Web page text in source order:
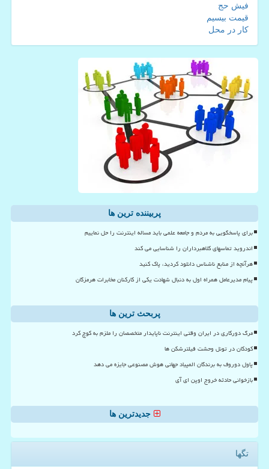
فیش حج
قیمت بیسیم
کار در محل
پربیننده ترین ها
برای پاسخگویی به مردم و جامعه علمی باید مساله اینترنت را حل نماییم
اندروید تماسهای کلاهبرداران را شناسایی می کند
هرآنچه از منابع ناشناس دانلود کردید، پاک کنید
پیام مدیرعامل همراه اول به دنبال شهادت یکی از کارکنان مخابرات هرمزگان
پربحث ترین ها
مرگ دورکاری در ایران وقتی اینترنت ناپایدار متخصصان را ملزم به کوچ کرد
کودکان در تونل وحشت فیلترشکن ها
پاول دوروف به برندگان المپیاد جهانی هوش مصنوعی جایزه می دهد
بازخوانی حادثه خروج اوپن ای آی
جدیدترین ها
تگها